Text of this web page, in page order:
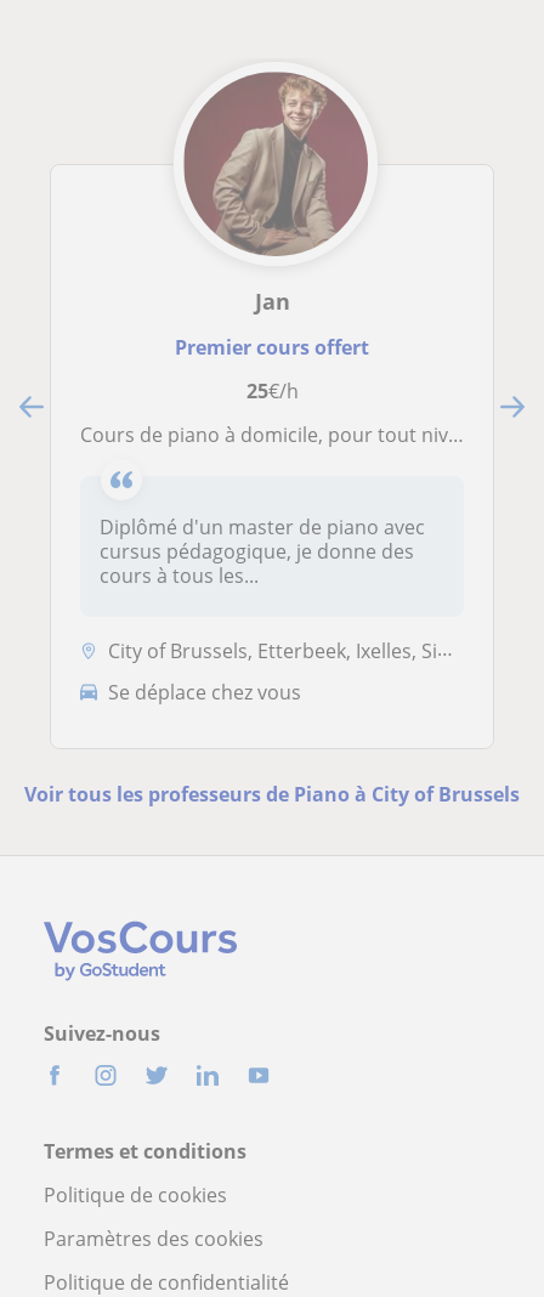
Jan
Premier cours offert
25€/h
Cours de piano à domicile, pour tout niveau (enfant et adulte)
Diplômé d'un master de piano avec
cursus pédagogique, je donne des
cours à tous les...
City of Brussels, Etterbeek, Ixelles, Sint-Gillis
Se déplace chez vous
Voir tous les professeurs de Piano à City of Brussels
Suivez-nous
Termes et conditions
Politique de cookies
Paramètres des cookies
Politique de confidentialité